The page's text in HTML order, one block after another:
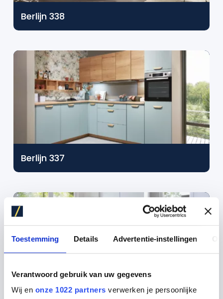
Toestemming Details Advertentie-instellingen
Verantwoord gebruik van uw gegevens
Wij en onze 1022 partners verwerken je persoonlijke
Berlijn 338
Berlijn 337